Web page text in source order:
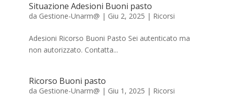
Situazione Adesioni Buoni pasto
da Gestione-Unarm@ | Giu 2, 2025 | Ricorsi
Adesioni Ricorso Buoni Pasto Sei autenticato ma
non autorizzato. Contatta...
Ricorso Buoni pasto
da Gestione-Unarm@ | Giu 1, 2025 | Ricorsi